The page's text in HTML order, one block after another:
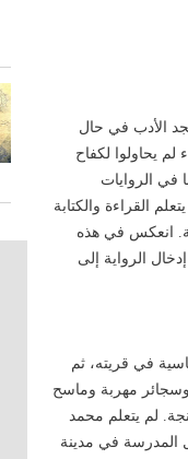
الأدب في حال
يحاولوا لكفاح
في الروايات
القراءة والكتابة
انعكس في هذه
الرواية إلى
في قريته، ثم
جرائد وسجائر مهربة وماسح
لم يتعلم محمد
والتهريب ودخول المدرسة في مدينة